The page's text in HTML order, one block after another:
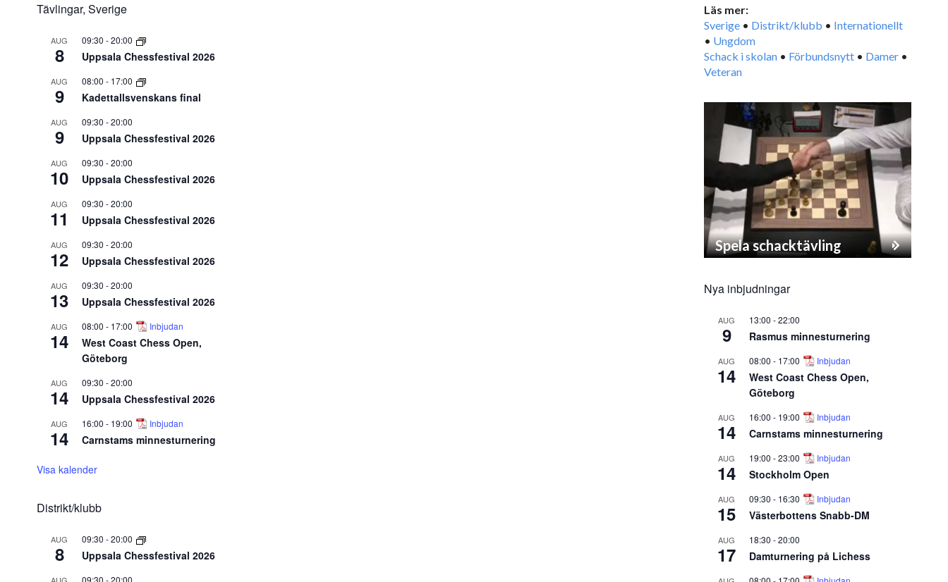
Tävlingar, Sverige
AUG
8
09:30 -20:00
Uppsala Chessfestival 2026
AUG
9
08:00 - 17:00
Kadettallsvenskans final
AUG
9
09:30 -20:00
Uppsala Chessfestival 2026
AUG
10
09:30 -20:00
Uppsala Chessfestival 2026
AUG
11
09:30 -20:00
Uppsala Chessfestival 2026
AUG
12
09:30 -20:00
Uppsala Chessfestival 2026
AUG
13
09:30 -20:00
Uppsala Chessfestival 2026
AUG
14
08:00 - 17:00 Inbjudan
West Coast Chess Open,
Göteborg
AUG
14
09:30 -20:00
Uppsala Chessfestival 2026
AUG
14
16:00 - 19:00 Inbjudan
Carnstams minnesturnering
Visa kalender
Distrikt/klubb
AUG
8
09:30 -20:00
Uppsala Chessfestival 2026
09:30 -20:00
Läs mer:
Sverige • Distrikt/klubb • Internationellt
• Ungdom
Schack i skolan • Förbundsnytt • Damer •
Veteran
Spela schacktävling
Nya inbjudningar
AUG
9
13:00 -22:00
Rasmus minnesturnering
AUG
14
08:00 - 17:00 Inbjudan
West Coast Chess Open,
Göteborg
AUG
14
16:00 - 19:00 Inbjudan
Carnstams minnesturnering
AUG
14
19:00 -23:00 Inbjudan
Stockholm Open
AUG
15
09:30 - 16:30 Inbjudan
Västerbottens Snabb-DM
AUG
17
18:30 -20:00
Damturnering på Lichess